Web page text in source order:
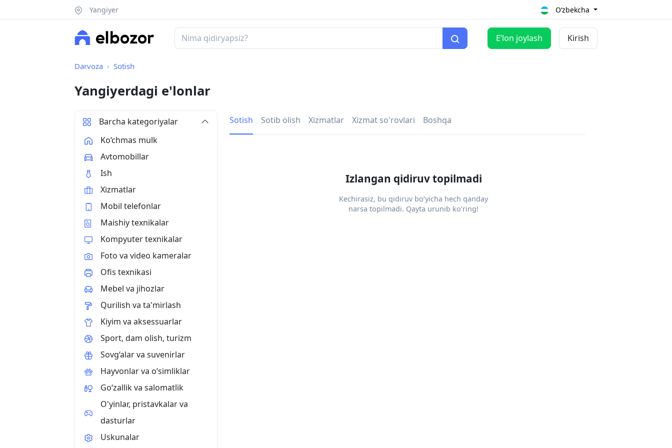
Yangiyer O‘zbekcha
Eʼlon joylash Kirish
Darvoza Sotish
Yangiyerdagi e'lonlar
Sotish Sotib olish Xizmatlar Xizmat so'rovlari Boshqa
Izlangan qidiruv topilmadi
Kechirasiz, bu qidiruv bo‘yicha hech qanday
narsa topilmadi. Qayta urunib ko‘ring!
Barcha kategoriyalar
Ko‘chmas mulk
Avtomobillar
Ish
Xizmatlar
Mobil telefonlar
Maishiy texnikalar
Kompyuter texnikalar
Foto va video kameralar
Ofis texnikasi
Mebel va jihozlar
Qurilish va ta'mirlash
Kiyim va aksessuarlar
Sport, dam olish, turizm
Sovg‘alar va suvenirlar
Hayvonlar va o‘simliklar
Go‘zallik va salomatlik
O'yinlar, pristavkalar va
dasturlar
Uskunalar